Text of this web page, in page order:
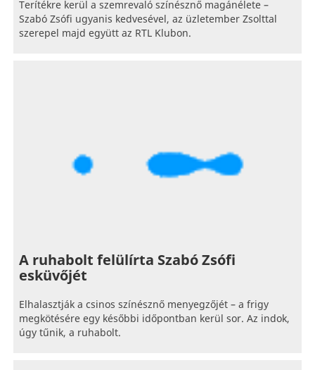
Terítékre kerül a szemrevaló színésznő magánélete –
Szabó Zsófi ugyanis kedvesével, az üzletember Zsolttal
szerepel majd együtt az RTL Klubon.
A ruhabolt felülírta Szabó Zsófi
esküvőjét
Elhalasztják a csinos színésznő menyegzőjét – a frigy
megkötésére egy későbbi időpontban kerül sor. Az indok,
úgy tűnik, a ruhabolt.